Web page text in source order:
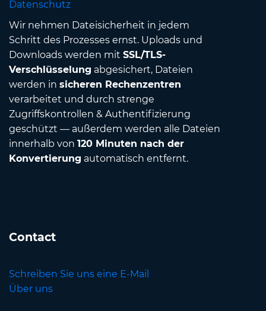
Datenschutz
Wir nehmen Dateisicherheit in jedem
Schritt des Prozesses ernst. Uploads und
Downloads werden mit SSL/TLS-
Verschlüsselung abgesichert, Dateien
werden in sicheren Rechenzentren
verarbeitet und durch strenge
Zugriffskontrollen & Authentifizierung
geschützt — außerdem werden alle Dateien
innerhalb von 120 Minuten nach der
Konvertierung automatisch entfernt.
Contact
Schreiben Sie uns eine E-Mail
Über uns